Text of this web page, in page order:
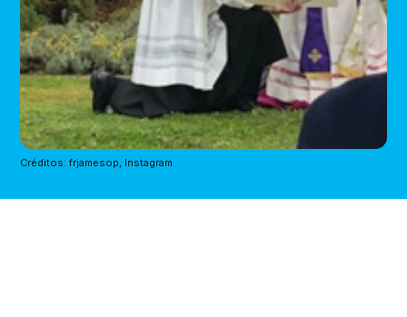
Créditos: frjamesop, Instagram